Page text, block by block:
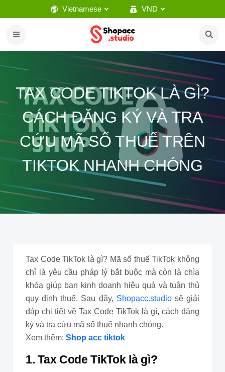
Vietnamese VND
TAX CODE TIKTOK LÀ GÌ?
CÁCH ĐĂNG KÝ VÀ TRA
CỨU MÃ SỐ THUẾ TRÊN
TIKTOK NHANH CHÓNG
Tax Code TikTok là gì? Mã số thuế TikTok không
chỉ là yêu cầu pháp lý bắt buộc mà còn là chìa
khóa giúp bạn kinh doanh hiệu quả và tuân thủ
quy định thuế. Sau đây, Shopacc.studiosẽ giải
đáp chi tiết về Tax Code TikTok là gì, cách đăng
ký và tra cứu mã số thuế nhanh chóng.
Xem thêm: Shop acc tiktok
1. Tax Code TikTok là gì?